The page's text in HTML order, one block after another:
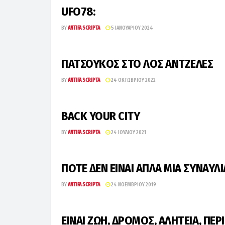
UFO78:
BYANTIFA SCRIPTA 5 ΙΑΝΟΥΑΡΊΟΥ 2024
ΠΑΤΣΟΥΚΟΣ ΣΤΟ ΛΟΣ ΑΝΤΖΕΛΕΣ
BYANTIFA SCRIPTA 24 ΟΚΤΩΒΡΊΟΥ 2022
BACK YOUR CITY
BYANTIFA SCRIPTA 24 ΙΟΥΛΊΟΥ 2021
ΠΟΤΕ ΔΕΝ ΕΙΝΑΙ ΑΠΛΑ ΜΙΑ
BYANTIFA SCRIPTA 24 ΝΟΕΜΒΡΊΟΥ 2019
ΕΙΝΑΙ ΖΩΗ, ΔΡΟΜΟΣ, ΑΛΗΤΕΙΑ,